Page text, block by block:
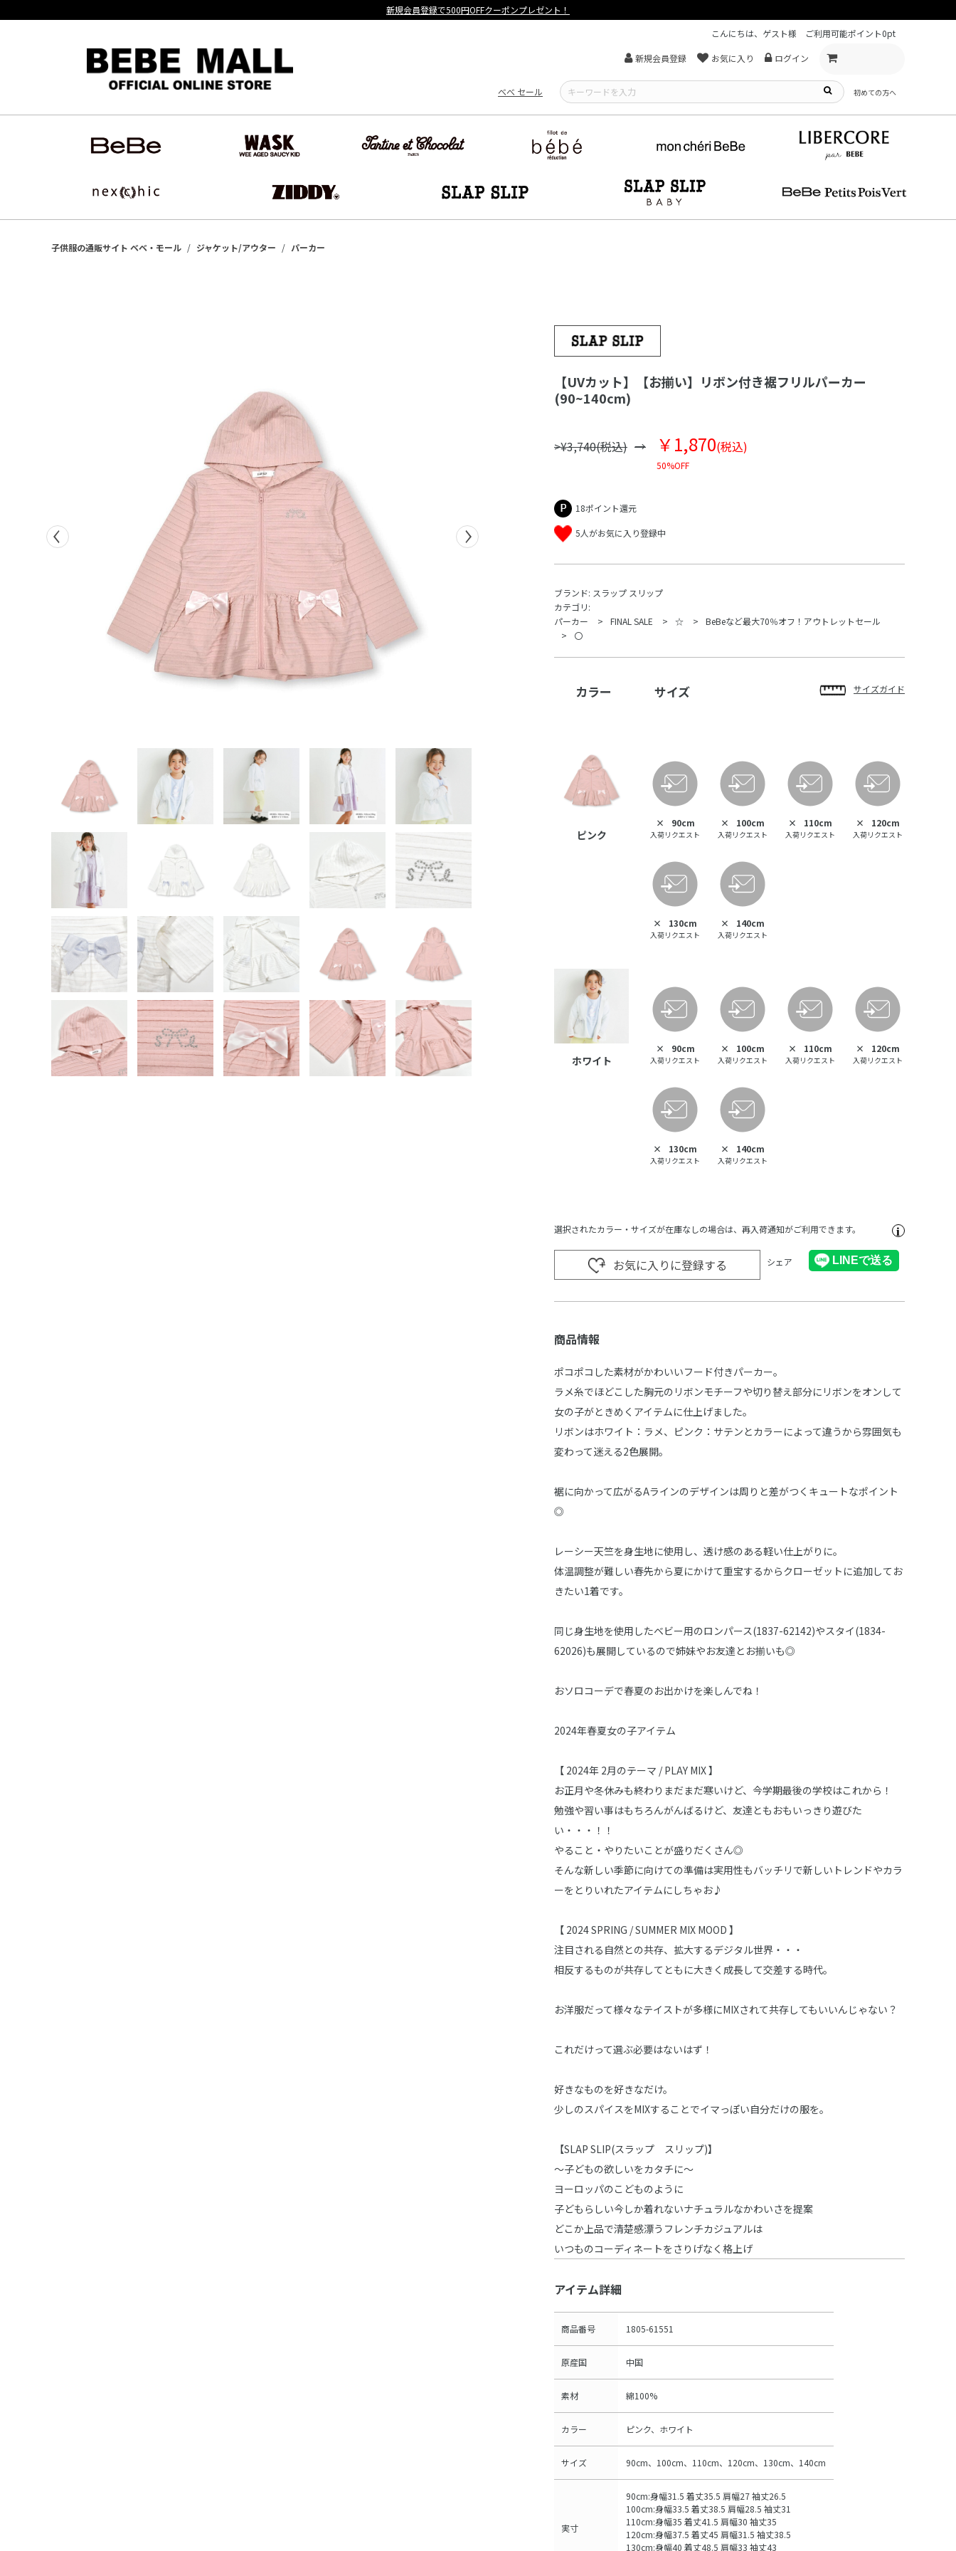
【重要】熊本地震による遅延可能性について
こんにちは、ゲスト様
ご利用可能ポイント0pt
新規会員登録 お気に入り ログイン
べべ セール 初めての方へ
子供服の通販サイト ベベ・モール ジャケット/アウター パーカー
【UVカット】【お揃い】リボン付き裾フリルパーカー
(90~140cm)
>¥3,740(税込) ￥1,870(税込)
50%OFF
18ポイント還元
5人がお気に入り登録中
ブランド: スラップ スリップ
カテゴリ:
パーカー
FINAL SALE ☆
BeBeなど最大70％オフ！アウトレットセール
〇
カラー サイズ サイズガイド
ピンク
× 90cm
入荷リクエスト
× 100cm
入荷リクエスト
× 110cm
入荷リクエスト
× 120cm
入荷リクエスト
× 130cm
入荷リクエスト
× 140cm
入荷リクエスト
ホワイト
× 90cm
入荷リクエスト
× 100cm
入荷リクエスト
× 110cm
入荷リクエスト
× 120cm
入荷リクエスト
× 130cm
入荷リクエスト
× 140cm
入荷リクエスト
選択されたカラー・サイズが在庫なしの場合は、再入荷通知がご利用できます。
お気に入りに登録する シェア
商品情報
ポコポコした素材がかわいいフード付きパーカー。
ラメ糸でほどこした胸元のリボンモチーフや切り替え部分にリボンをオンして
女の子がときめくアイテムに仕上げました。
リボンはホワイト：ラメ、ピンク：サテンとカラーによって違うから雰囲気も
変わって迷える2色展開。
裾に向かって広がるAラインのデザインは周りと差がつくキュートなポイント
◎
レーシー天竺を身生地に使用し、透け感のある軽い仕上がりに。
体温調整が難しい春先から夏にかけて重宝するからクローゼットに追加してお
きたい1着です。
同じ身生地を使用したベビー用のロンパース(1837-62142)やスタイ(1834-
62026)も展開しているので姉妹やお友達とお揃いも◎
おソロコーデで春夏のお出かけを楽しんでね！
2024年春夏女の子アイテム
【 2024年 2月のテーマ / PLAY MIX 】
お正月や冬休みも終わりまだまだ寒いけど、今学期最後の学校はこれから！
勉強や習い事はもちろんがんばるけど、友達ともおもいっきり遊びた
い・・・！！
やること・やりたいことが盛りだくさん◎
そんな新しい季節に向けての準備は実用性もバッチリで新しいトレンドやカラ
ーをとりいれたアイテムにしちゃお♪
【 2024 SPRING / SUMMER MIX MOOD 】
注目される自然との共存、拡大するデジタル世界・・・
相反するものが共存してともに大きく成長して交差する時代。
お洋服だって様々なテイストが多様にMIXされて共存してもいいんじゃない？
これだけって選ぶ必要はないはず！
好きなものを好きなだけ。
少しのスパイスをMIXすることでイマっぽい自分だけの服を。
【SLAP SLIP(スラップ スリップ)】
～子どもの欲しいをカタチに～
ヨーロッパのこどものように
子どもらしい今しか着れないナチュラルなかわいさを提案
どこか上品で清楚感漂うフレンチカジュアルは
いつものコーディネートをさりげなく格上げ
アイテム詳細
商品番号 1805-61551
原産国 中国
素材 綿100%
カラー ピンク、ホワイト
サイズ 90cm、100cm、110cm、120cm、130cm、140cm
実寸
90cm:身幅31.5 着丈35.5 肩幅27 袖丈26.5
100cm:身幅33.5 着丈38.5 肩幅28.5 袖丈31
110cm:身幅35 着丈41.5 肩幅30 袖丈35
120cm:身幅37.5 着丈45 肩幅31.5 袖丈38.5
130cm:身幅40 着丈48.5 肩幅33 袖丈43